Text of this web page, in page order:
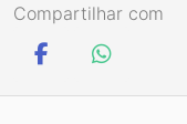
Compartilhar com